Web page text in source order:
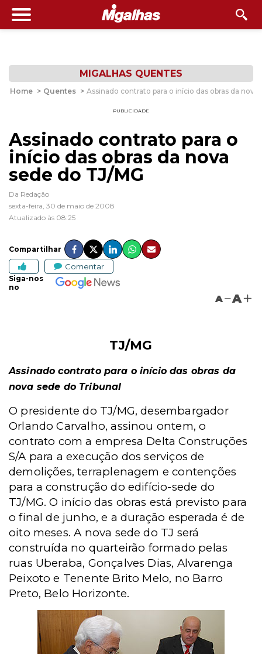
MIGALHAS QUENTES
Home > Quentes > Assinado contrato para o início das obras da nova
PUBLICIDADE
Assinado contrato para o
início das obras da nova
sede do TJ/MG
Da Redação
sexta-feira, 30 de maio de 2008
Atualizado às 08:25
Compartilhar
Comentar
Siga-nos
no
A A
TJ/MG
Assinado contrato para o início das obras da
nova sede do Tribunal
O presidente do TJ/MG, desembargador
Orlando Carvalho, assinou ontem, o
contrato com a empresa Delta Construções
S/A para a execução dos serviços de
demolições, terraplenagem e contenções
para a construção do edifício-sede do
TJ/MG. O início das obras está previsto para
o final de junho, e a duração esperada é de
oito meses. A nova sede do TJ será
construída no quarteirão formado pelas
ruas Uberaba, Gonçalves Dias, Alvarenga
Peixoto e Tenente Brito Melo, no Barro
Preto, Belo Horizonte.